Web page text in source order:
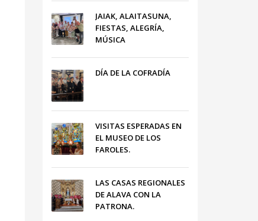
JAIAK, ALAITASUNA,
FIESTAS, ALEGRÍA,
MÚSICA
DÍA DE LA COFRADÍA
VISITAS ESPERADAS EN
EL MUSEO DE LOS
FAROLES.
LAS CASAS REGIONALES
DE ALAVA CON LA
PATRONA.